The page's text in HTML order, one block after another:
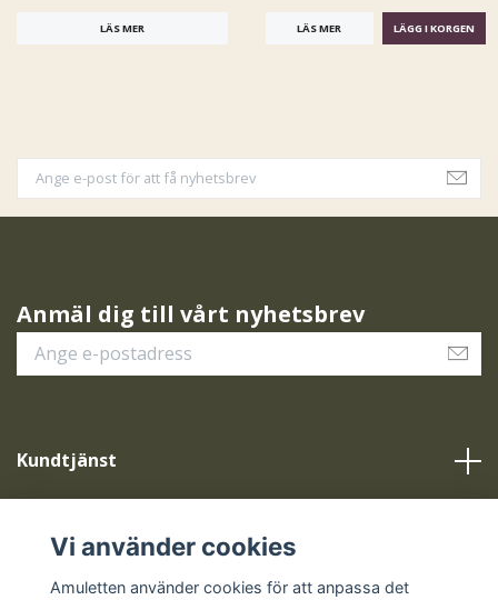
LÄS MER LÄS MER
Anmäl dig till vårt nyhetsbrev
Kundtjänst
Sociala medier
Vi använder cookies
Amuletten använder cookies för att anpassa det